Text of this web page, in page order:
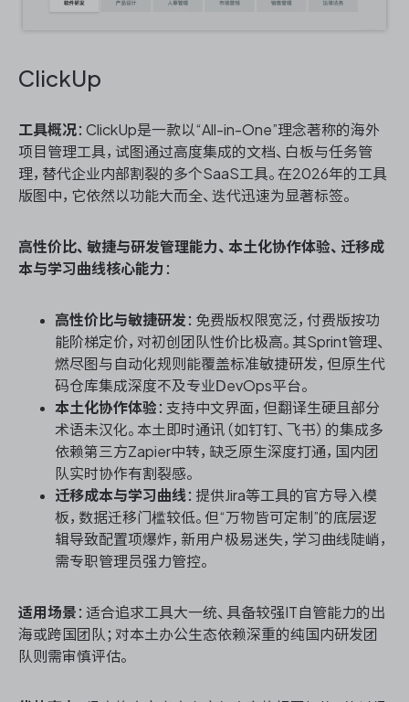
ClickUp
工具概况：ClickUp是一款以“All-in-One”理念著称的海外
项目管理工具，试图通过高度集成的文档、白板与任务管
理，替代企业内部割裂的多个SaaS工具。在2026年的工具
版图中，它依然以功能大而全、迭代迅速为显著标签。
高性价比、敏捷与研发管理能力、本土化协作体验、迁移成
本与学习曲线核心能力 ：
高性价比与敏捷研发 ：免费版权限宽泛，付费版按功
能阶梯定价，对初创团队性价比极高。其Sprint管理、
燃尽图与自动化规则能覆盖标准敏捷研发，但原生代
码仓库集成深度不及专业DevOps平台。
本土化协作体验 ：支持中文界面，但翻译生硬且部分
术语未汉化。本土即时通讯（如钉钉、飞书）的集成多
依赖第三方Zapier中转，缺乏原生深度打通，国内团
队实时协作有割裂感。
迁移成本与学习曲线 ：提供Jira等工具的官方导入模
板，数据迁移门槛较低。但“万物皆可定制”的底层逻
辑导致配置项爆炸，新用户极易迷失，学习曲线陡峭，
需专职管理员强力管控。
适用场景 ：适合追求工具大一统、具备较强IT自管能力的出
海或跨国团队；对本土办公生态依赖深重的纯国内研发团
队则需审慎评估。